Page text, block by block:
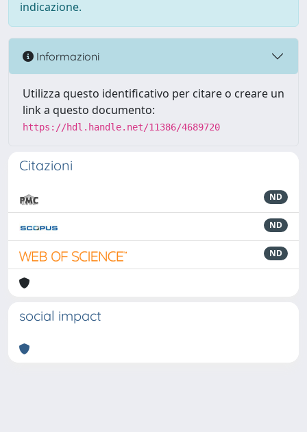
indicazione.
Informazioni
Utilizza questo identificativo per citare o creare un
link a questo documento:
https://hdl.handle.net/11386/4689720
Citazioni
ND
ND
ND
social impact